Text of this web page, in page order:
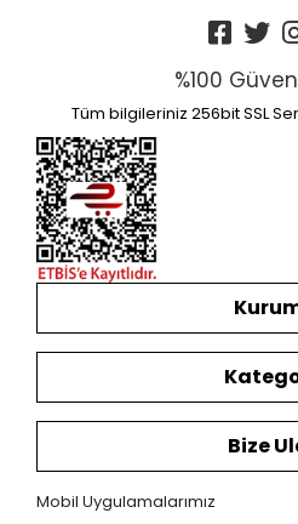
%100
Tüm bilgileriniz 256bit SSL
Bize
Mobil Uygulamalarımız